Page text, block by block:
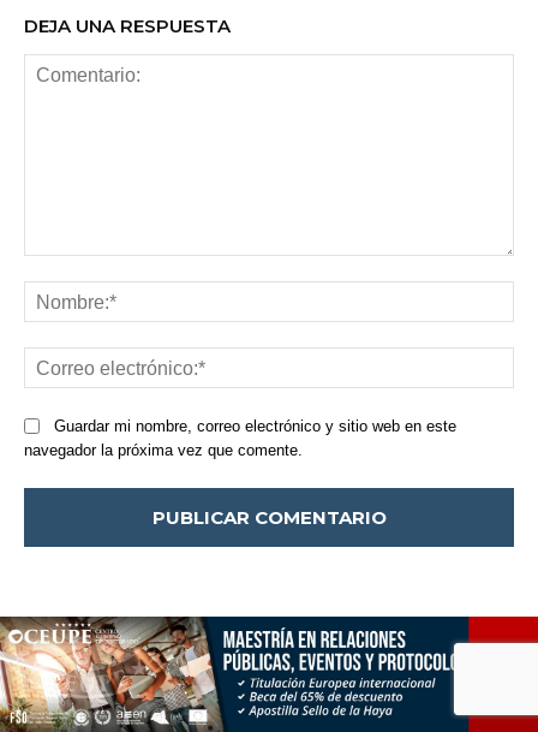
DEJA UNA RESPUESTA
Guardar mi nombre, correo electrónico y sitio web en este
navegador la próxima vez que comente.